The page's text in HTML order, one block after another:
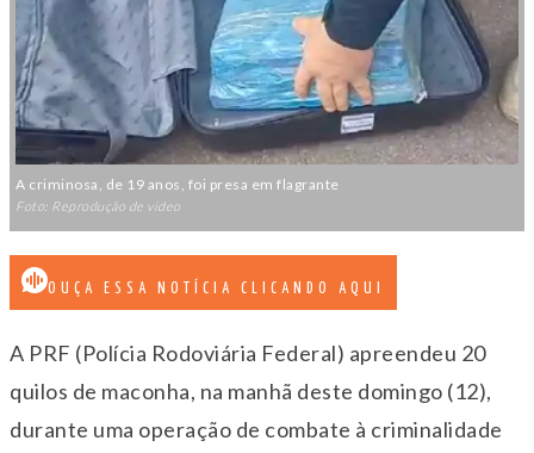
A criminosa, de 19 anos, foi presa em flagrante
Foto: Reprodução de vídeo
OUÇA ESSA NOTÍCIA CLICANDO AQUI
A PRF (Polícia Rodoviária Federal) apreendeu 20
quilos de maconha, na manhã deste domingo (12),
durante uma operação de combate à criminalidade